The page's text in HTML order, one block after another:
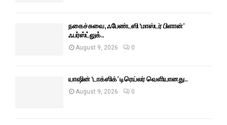
நகைச்சுவை, ஃபேண்டஸி ‘மாஸ்டர் பிளான்’
ஃபர்ஸ்ட்லுக்..
August 9, 2026 0
யாஷின் ‘டாக்ஸிக்’ டிரெய்லர் வெளியானது..
August 9, 2026 0